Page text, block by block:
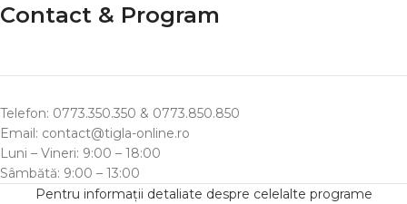
Contact & Program
Telefon: 0773.350.350 & 0773.850.850
Email: contact@tigla-online.ro
Luni – Vineri: 9:00 – 18:00
Sâmbătă: 9:00 – 13:00
Pentru informații detaliate despre celelalte programe